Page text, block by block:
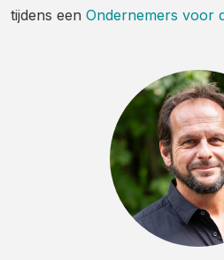
tijdens een Ondernemers voor